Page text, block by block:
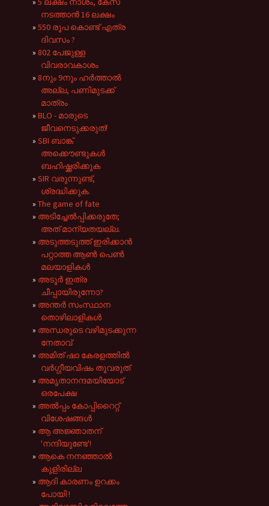
നടത്താൻ 16 ലക്ഷം
550 രൂപ കൊണ്ട് എത്ര
ദിവസം ?
802 പേജുള്ള
വിവരാവകാശം
8നും 9നും ഹർത്താൽ
അല്ല, പണിമുടക്ക്
മാത്രം
BLO - മാരുടെ
ജീവനെടുക്കരുത്!
SBI ബാങ്ക്
അക്കൌണ്ടുകൾ
ബഹിഷ്ക്കരിക്കുക
SIR വരുന്നുണ്ട്,
ശ്രദ്ധിക്കുക.
The game of fate
അടിച്ചേൽപ്പിക്കരുതേ;
അത് മാന്യതയല്ല.
അടുത്തടുത്ത് ഇരിക്കാൻ
പറ്റാത്ത ആൺ പെൺ
മലയാളികൾ
അടൂർ ഇത്ര
ചീപ്പായിരുന്നോ?
അന്തർ സംസ്ഥാന
തൊഴിലാളികൾ
അന്ധരുടെ വഴിമുടക്കുന്ന
നേതാവ്
അമിത് ഷാ കേരളത്തിൽ
വർഗ്ഗീയവിഷം തൂവരുത്
അമൃതാനന്ദമയിയോട്
ഒരപേക്ഷ
അൽ‌പ്പം കോപ്പിറൈറ്റ്
വിശേഷങ്ങൾ
ആ അജ്ഞാതന്
'നന്ദിയുണ്ടേ'!
ആകെ നനഞ്ഞാൽ
കുളിരില്ല
ആദി കാരണം ഉറക്കം
പോയി !